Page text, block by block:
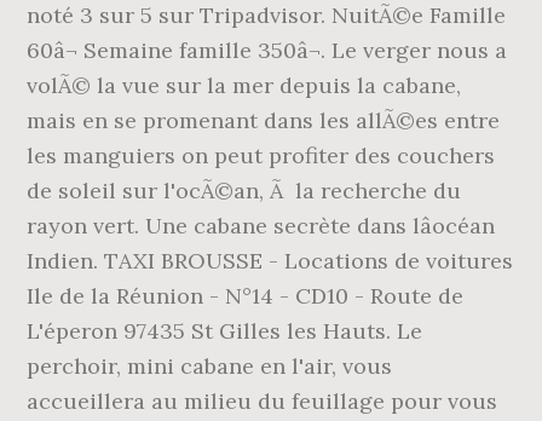
noté 3 sur 5 sur Tripadvisor. NuitÃ©e Famille
60â¬ Semaine famille 350â¬. Le verger nous a
volÃ© la vue sur la mer depuis la cabane,
mais en se promenant dans les allÃ©es entre
les manguiers on peut profiter des couchers
de soleil sur l'ocÃ©an, Ã la recherche du
rayon vert. Une cabane secrète dans lâocéan
Indien. TAXI BROUSSE - Locations de voitures
Ile de la Réunion - N°14 - CD10 - Route de
L'éperon 97435 St Gilles les Hauts. Le
perchoir, mini cabane en l'air, vous
accueillera au milieu du feuillage pour vous